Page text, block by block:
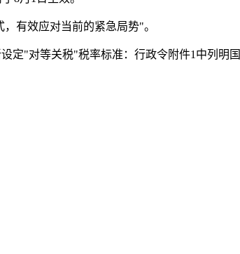
有效应对当前的紧急局势"。
定"对等关税"税率标准：行政令附件1中列明